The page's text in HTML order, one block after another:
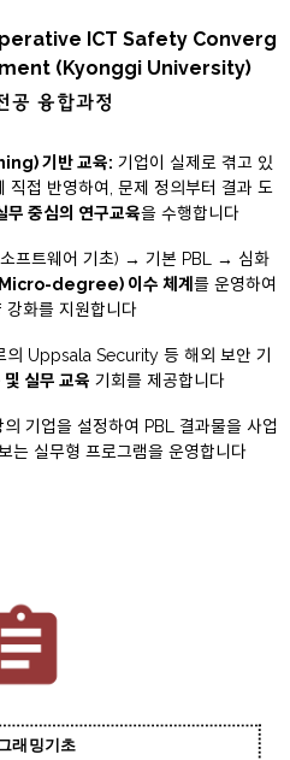
ICT Safety Converg
(Kyonggi University)
공 융합과정
기반 교육: 기업이 실제로 겪고 있
직접 반영하여, 문제 정의부터 결과 도
무 중심의 연구교육을 수행합니다
소프트웨어 기초) → 기본 PBL → 심화
degree) 이수 체계 를 운영하여
강화를 지원합니다
의 Uppsala Security 등 해외 보안 기
실무 교육 기회를 제공합니다
기업을 설정하여 PBL 결과물을 사업
는 실무형 프로그램을 운영합니다
래밍기초